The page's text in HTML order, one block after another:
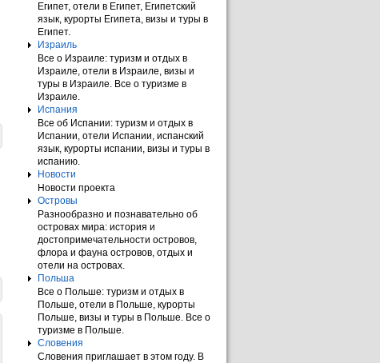
Египет, отели в Египет, Египетский
язык, курорты Египета, визы и туры в
Египет.
Израиль
Все о Израиле: туризм и отдых в
Израиле, отели в Израиле, визы и
туры в Израиле. Все о туризме в
Израиле.
Испания
Все об Испании: туризм и отдых в
Испании, отели Испании, испанский
язык, курорты испании, визы и туры в
испанию.
Новости
Новости проекта
Островы
Разнообразно и познавательно об
островах мира: история и
достопримечательности островов,
флора и фауна островов, отдых и
отели на островах.
Польша
Все о Польше: туризм и отдых в
Польше, отели в Польше, курорты
Польше, визы и туры в Польше. Все о
туризме в Польше.
Словения
Словения приглашает в этом году. В